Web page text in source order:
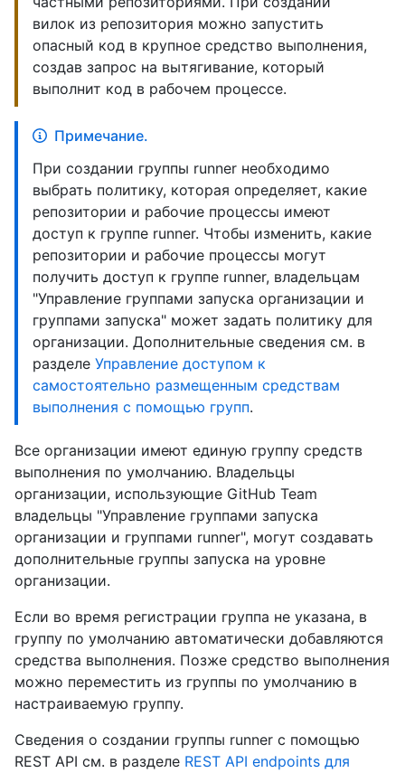
вилок из репозитория можно запустить
опасный код в крупное средство выполнения,
создав запрос на вытягивание, который
выполнит код в рабочем процессе.
Примечание.
При создании группы runner необходимо
выбрать политику, которая определяет, какие
репозитории и рабочие процессы имеют
доступ к группе runner. Чтобы изменить, какие
репозитории и рабочие процессы могут
получить доступ к группе runner, владельцам
"Управление группами запуска организации и
группами запуска" может задать политику для
организации. Дополнительные сведения см. в
разделе Управление доступом к
самостоятельно размещенным средствам
выполнения с помощью групп.
Все организации имеют единую группу средств
выполнения по умолчанию. Владельцы
организации, использующие GitHub Team
владельцы "Управление группами запуска
организации и группами runner", могут создавать
дополнительные группы запуска на уровне
организации.
Если во время регистрации группа не указана, в
группу по умолчанию автоматически добавляются
средства выполнения. Позже средство выполнения
можно переместить из группы по умолчанию в
настраиваемую группу.
Сведения о создании группы runner с помощью
REST API см. в разделе REST API endpoints для